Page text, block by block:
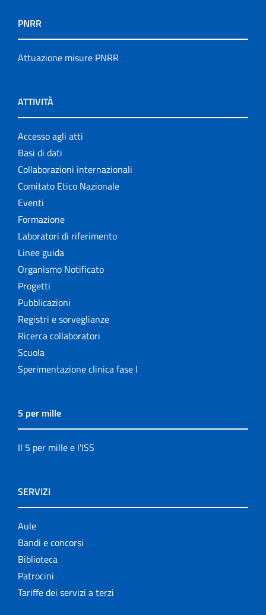
PNRR
Attuazione misure PNRR
ATTIVITÀ
Accesso agli atti
Basi di dati
Collaborazioni internazionali
Comitato Etico Nazionale
Eventi
Formazione
Laboratori di riferimento
Linee guida
Organismo Notificato
Progetti
Pubblicazioni
Registri e sorveglianze
Ricerca collaboratori
Scuola
Sperimentazione clinica fase I
5 per mille
Il 5 per mille e l'ISS
SERVIZI
Aule
Bandi e concorsi
Biblioteca
Patrocini
Tariffe dei servizi a terzi